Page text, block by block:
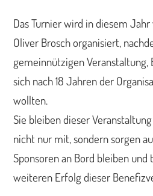
Das Turnier wird in diesem
Oliver Brosch organisiert,
gemeinnützigen Veranstaltung,
sich nach 18 Jahren der
wollten.
Sie bleiben dieser
nicht nur mit, sondern sorgen
Sponsoren an Bord bleiben
weiteren Erfolg dieser